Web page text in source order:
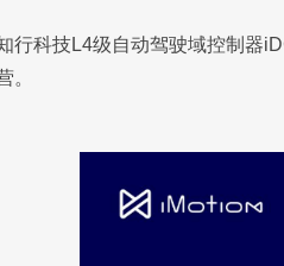
行科技L4级自动驾驶域控制器
。